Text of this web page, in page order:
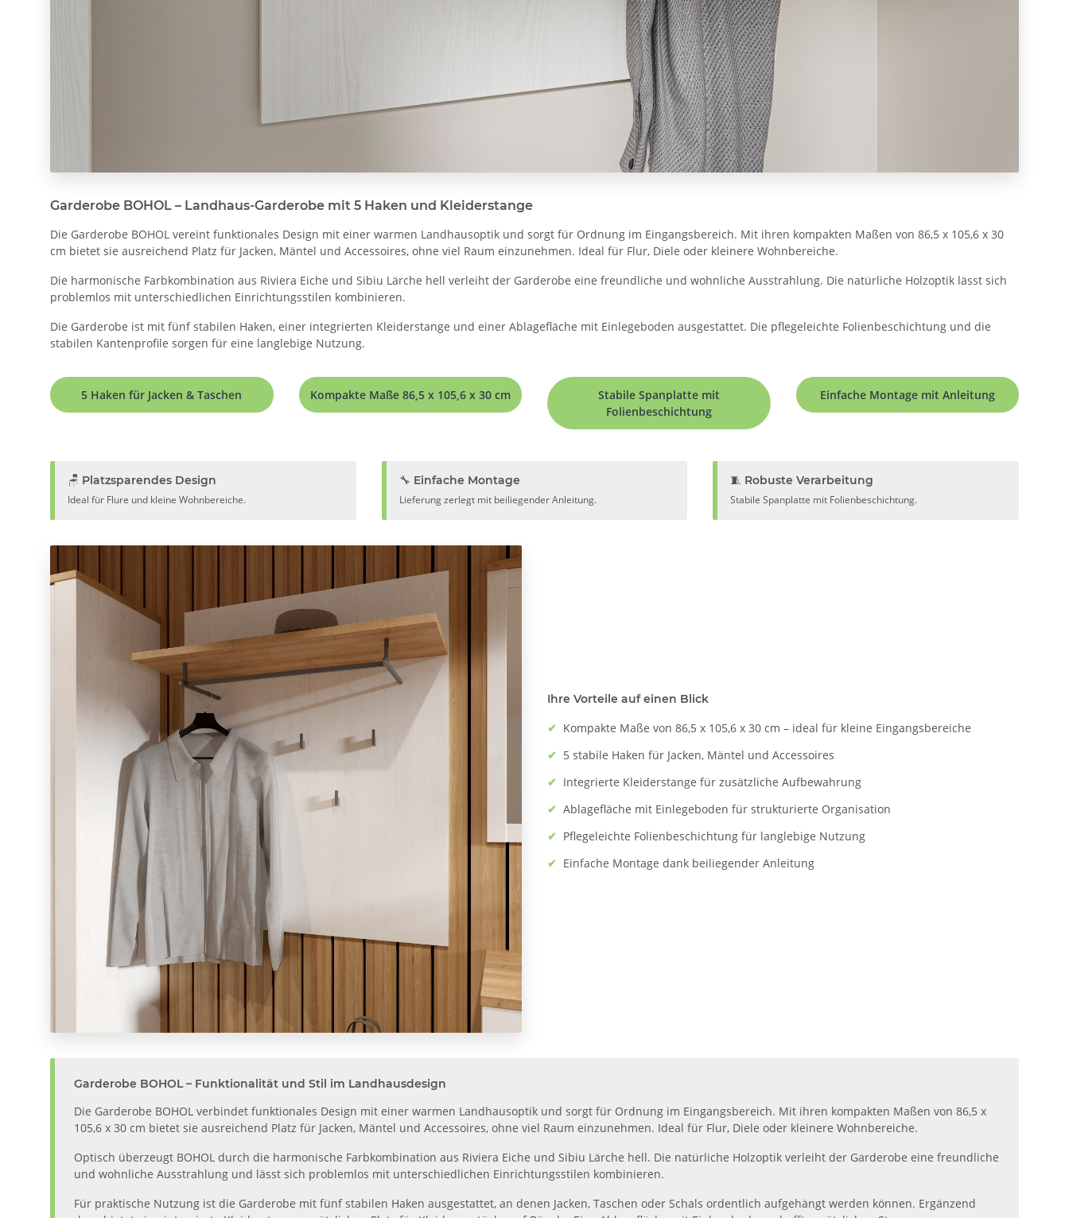
Garderobe BOHOL – Landhaus-Garderobe mit 5 Haken und Kleiderstange
Die Garderobe BOHOL vereint funktionales Design mit einer warmen Landhausoptik und sorgt für Ordnung im Eingangsbereich. Mit ihren kompakten Maßen von 86,5 x 105,6 x 30
cm bietet sie ausreichend Platz für Jacken, Mäntel und Accessoires, ohne viel Raum einzunehmen. Ideal für Flur, Diele oder kleinere Wohnbereiche.
Die harmonische Farbkombination aus Riviera Eiche und Sibiu Lärche hell verleiht der Garderobe eine freundliche und wohnliche Ausstrahlung. Die natürliche Holzoptik lässt sich
problemlos mit unterschiedlichen Einrichtungsstilen kombinieren.
Die Garderobe ist mit fünf stabilen Haken, einer integrierten Kleiderstange und einer Ablagefläche mit Einlegeboden ausgestattet. Die pflegeleichte Folienbeschichtung und die
stabilen Kantenprofile sorgen für eine langlebige Nutzung.
5 Haken für Jacken & Taschen Kompakte Maße 86,5 x 105,6 x 30 cm
Stabile Spanplatte mit
Folienbeschichtung
Einfache Montage mit Anleitung
🪑 Platzsparendes Design
Ideal für Flure und kleine Wohnbereiche.
🔧 Einfache Montage
Lieferung zerlegt mit beiliegender Anleitung.
🧵 Robuste Verarbeitung
Stabile Spanplatte mit Folienbeschichtung.
Ihre Vorteile auf einen Blick
✔ Kompakte Maße von 86,5 x 105,6 x 30 cm – ideal für kleine Eingangsbereiche
✔ 5 stabile Haken für Jacken, Mäntel und Accessoires
✔ Integrierte Kleiderstange für zusätzliche Aufbewahrung
✔ Ablagefläche mit Einlegeboden für strukturierte Organisation
✔ Pflegeleichte Folienbeschichtung für langlebige Nutzung
✔ Einfache Montage dank beiliegender Anleitung
Garderobe BOHOL – Funktionalität und Stil im Landhausdesign
Die Garderobe BOHOL verbindet funktionales Design mit einer warmen Landhausoptik und sorgt für Ordnung im Eingangsbereich. Mit ihren kompakten Maßen von 86,5 x
105,6 x 30 cm bietet sie ausreichend Platz für Jacken, Mäntel und Accessoires, ohne viel Raum einzunehmen. Ideal für Flur, Diele oder kleinere Wohnbereiche.
Optisch überzeugt BOHOL durch die harmonische Farbkombination aus Riviera Eiche und Sibiu Lärche hell. Die natürliche Holzoptik verleiht der Garderobe eine freundliche
und wohnliche Ausstrahlung und lässt sich problemlos mit unterschiedlichen Einrichtungsstilen kombinieren.
Für praktische Nutzung ist die Garderobe mit fünf stabilen Haken ausgestattet, an denen Jacken, Taschen oder Schals ordentlich aufgehängt werden können. Ergänzend